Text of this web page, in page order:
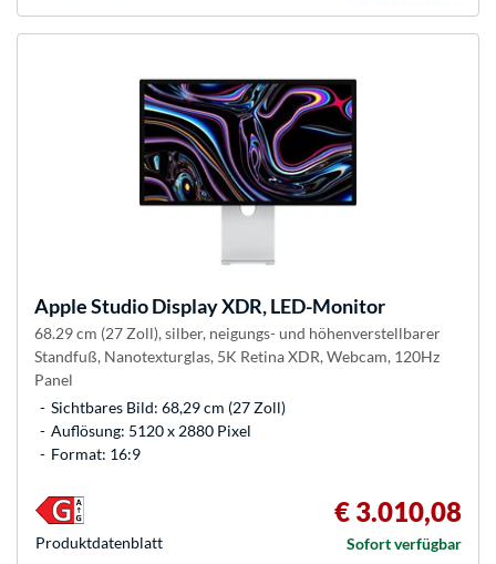
AppleStudio Display XDR, LED-Monitor
68.29 cm (27 Zoll), silber, neigungs- und höhenverstellbarer
Standfuß, Nanotexturglas, 5K Retina XDR, Webcam, 120Hz
Panel
Sichtbares Bild: 68,29 cm (27 Zoll)
Auflösung: 5120 x 2880 Pixel
Format: 16:9
€ 3.010,08
Sofort verfügbar
Produkt­datenblatt